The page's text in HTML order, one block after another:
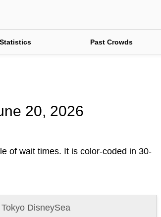
Statistics Past Crowds
20, 2026
of wait times. It is color-coded in 30-
Tokyo DisneySea